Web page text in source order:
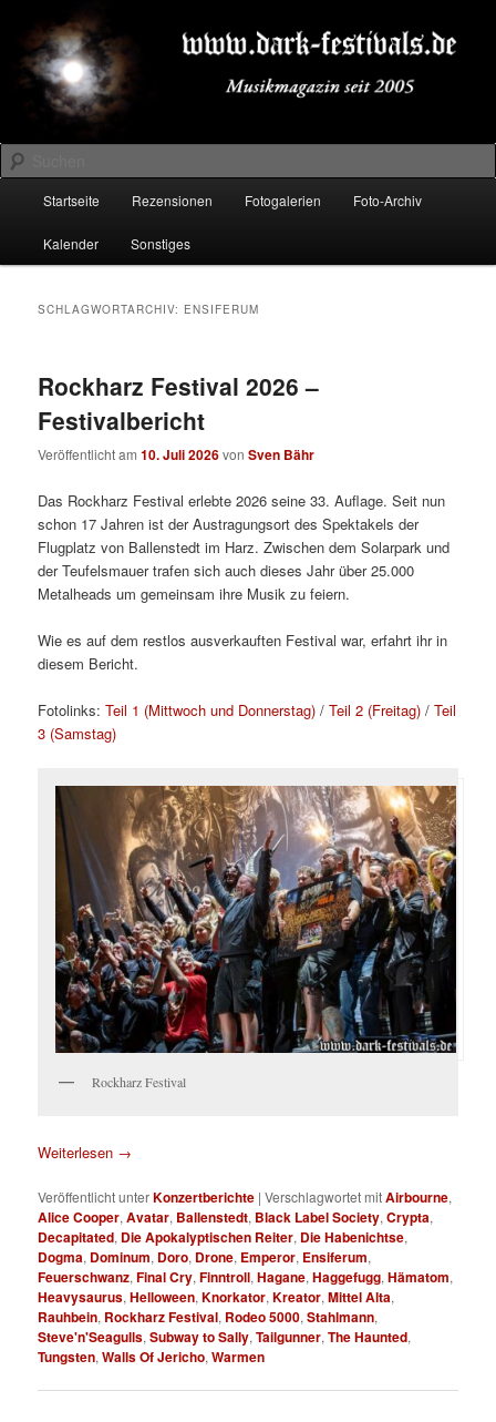
primären
Inhalt
springen
sekundären
Inhalt
springenDARK-FESTIVALS.DE
Suchen
Startseite Rezensionen Fotogalerien Foto-Archiv
Kalender Sonstiges
SCHLAGWORTARCHIV: ENSIFERUM
Rockharz Festival 2026 –
Festivalbericht
Veröffentlicht am10. Juli 2026vonSven Bähr
Das Rockharz Festival erlebte 2026 seine 33. Auflage. Seit nun
schon 17 Jahren ist der Austragungsort des Spektakels der
Flugplatz von Ballenstedt im Harz. Zwischen dem Solarpark und
der Teufelsmauer trafen sich auch dieses Jahr über 25.000
Metalheads um gemeinsam ihre Musik zu feiern.
Wie es auf dem restlos ausverkauften Festival war, erfahrt ihr in
diesem Bericht.
Fotolinks:Teil 1 (Mittwoch und Donnerstag) /Teil 2 (Freitag) /Teil
3 (Samstag)
Rockharz Festival
Weiterlesen →
Veröffentlicht unterKonzertberichte |Verschlagwortet mitAirbourne,
Alice Cooper,Avatar, Ballenstedt, Black Label Society,Crypta,
Decapitated, Die Apokalyptischen Reiter, Die Habenichtse,
Dogma, Dominum, Doro, Drone, Emperor, Ensiferum,
Feuerschwanz,Final Cry,Finntroll,Hagane,Haggefugg,Hämatom,
Heavysaurus,Helloween,Knorkator,Kreator,Mittel Alta,
Rauhbein, Rockharz Festival, Rodeo 5000,Stahlmann,
Steve'n'Seagulls,Subway to Sally,Tailgunner,The Haunted,
Tungsten,Walls Of Jericho,Warmen